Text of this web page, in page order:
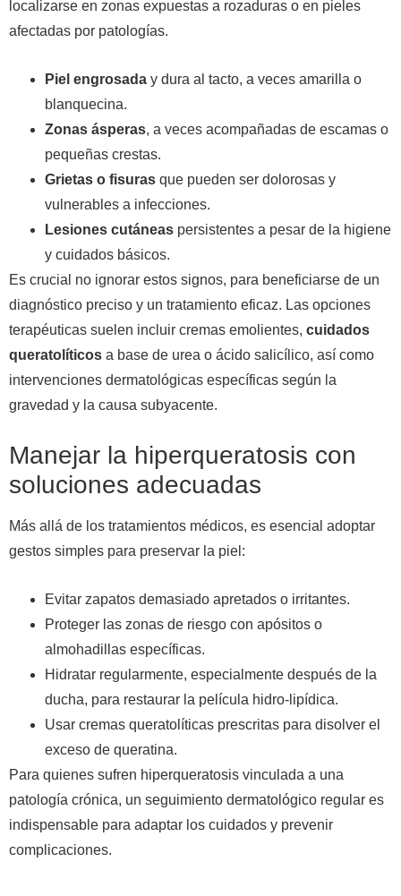
localizarse en zonas expuestas a rozaduras o en pieles
afectadas por patologías.
Piel engrosada y dura al tacto, a veces amarilla o
blanquecina.
Zonas ásperas, a veces acompañadas de escamas o
pequeñas crestas.
Grietas o fisuras que pueden ser dolorosas y
vulnerables a infecciones.
Lesiones cutáneas persistentes a pesar de la higiene
y cuidados básicos.
Es crucial no ignorar estos signos, para beneficiarse de un
diagnóstico preciso y un tratamiento eficaz. Las opciones
terapéuticas suelen incluir cremas emolientes, cuidados
queratolíticos a base de urea o ácido salicílico, así como
intervenciones dermatológicas específicas según la
gravedad y la causa subyacente.
Manejar la hiperqueratosis con
soluciones adecuadas
Más allá de los tratamientos médicos, es esencial adoptar
gestos simples para preservar la piel:
Evitar zapatos demasiado apretados o irritantes.
Proteger las zonas de riesgo con apósitos o
almohadillas específicas.
Hidratar regularmente, especialmente después de la
ducha, para restaurar la película hidro-lipídica.
Usar cremas queratolíticas prescritas para disolver el
exceso de queratina.
Para quienes sufren hiperqueratosis vinculada a una
patología crónica, un seguimiento dermatológico regular es
indispensable para adaptar los cuidados y prevenir
complicaciones.